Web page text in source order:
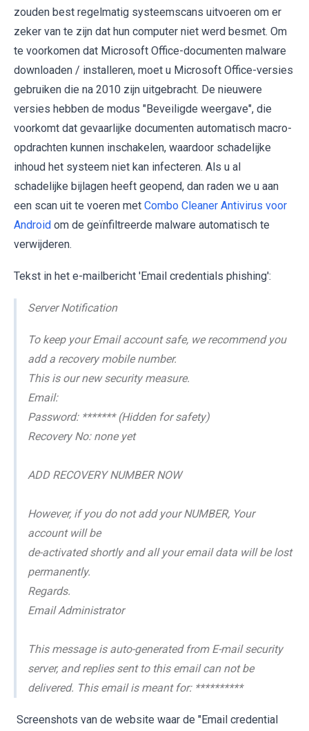
zouden best regelmatig systeemscans uitvoeren om er
zeker van te zijn dat hun computer niet werd besmet. Om
te voorkomen dat Microsoft Office-documenten malware
downloaden / installeren, moet u Microsoft Office-versies
gebruiken die na 2010 zijn uitgebracht. De nieuwere
versies hebben de modus "Beveiligde weergave", die
voorkomt dat gevaarlijke documenten automatisch macro-
opdrachten kunnen inschakelen, waardoor schadelijke
inhoud het systeem niet kan infecteren. Als u al
schadelijke bijlagen heeft geopend, dan raden we u aan
een scan uit te voeren met Combo Cleaner Antivirus voor
Android om de geïnfiltreerde malware automatisch te
verwijderen.
Tekst in het e-mailbericht 'Email credentials phishing':
Server Notification
To keep your Email account safe, we recommend you
add a recovery mobile number.
This is our new security measure.
Email:
Password: ******* (Hidden for safety)
Recovery No: none yet
ADD RECOVERY NUMBER NOW
However, if you do not add your NUMBER, Your
account will be
de-activated shortly and all your email data will be lost
permanently.
Regards.
Email Administrator
This message is auto-generated from E-mail security
server, and replies sent to this email can not be
delivered. This email is meant for: **********
Screenshots van de website waar de "Email credential